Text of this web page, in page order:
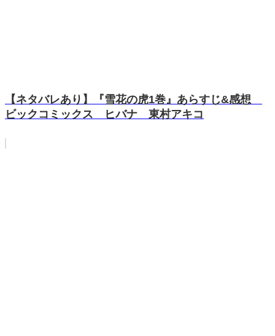
【ネタバレあり】『雪花の虎1巻』あらすじ&感想
ビックコミックス ヒバナ 東村アキコ